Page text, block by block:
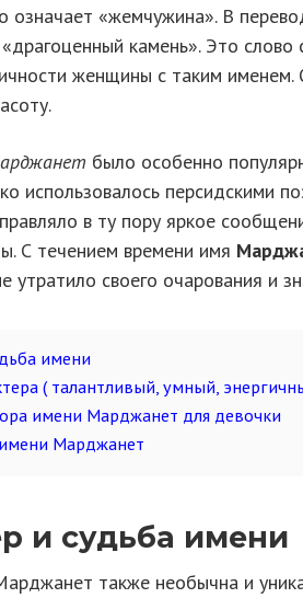
«жемчужина». В
камень». Это
женщины с таким
было особенно
использовалось персидскими
в ту пору яркое
С течением времени имя
утратило своего очарования и
имени
( талантливый, умный,
имени Марджанет для девочки
Марджанет
и судьба имени
также необычна и